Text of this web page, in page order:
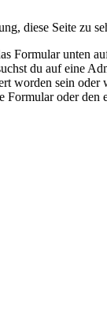
diese Seite zu
Formular unten
du auf eine
worden sein oder
Formular oder den